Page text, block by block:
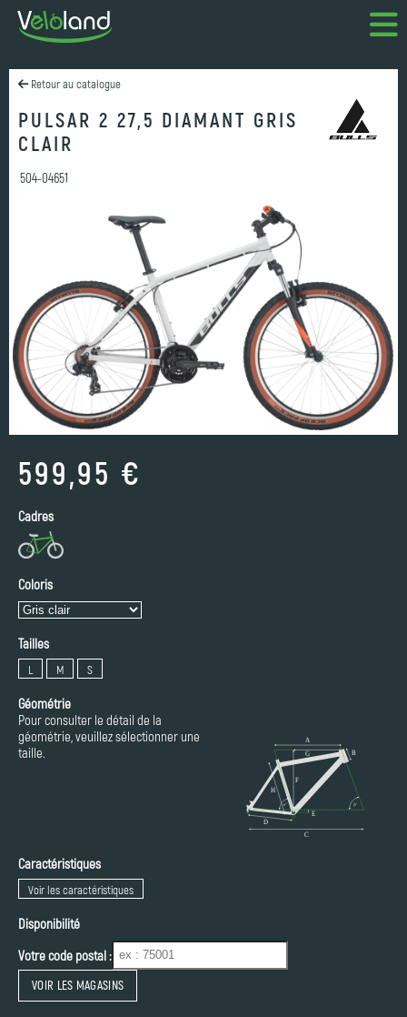
Retour au catalogue
PULSAR 2 27,5 DIAMANT GRIS
CLAIR
504-04651
599,95 €
Cadres
Coloris
Tailles
L M S
Géométrie
Pour consulter le détail de la
géométrie, veuillez sélectionner une
taille.
Caractéristiques
Voir les caractéristiques
Disponibilité
Votre code postal :
VOIR LES MAGASINS